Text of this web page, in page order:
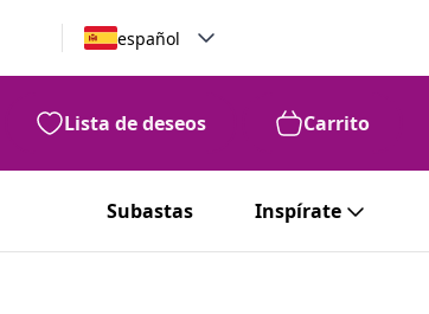
español
Lista de deseos Carrito
Subastas Inspírate